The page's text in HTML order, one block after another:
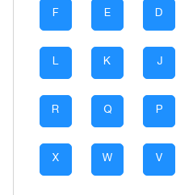
D
E
F
J
K
L
P
Q
R
V
W
X